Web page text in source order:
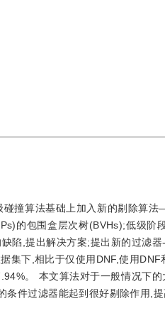
碰撞算法基础上加入新的剔除算
的包围盒层次树(BVHs);低级阶
,提出解决方案;提出新的过滤
集下,相比于仅使用DNF,使用
。 本文算法对于一般情况下
件过滤器能起到很好剔除作用,提